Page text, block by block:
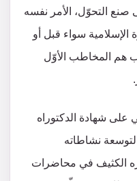
التحوّل، الأمر نفسه
الإسلامية سواء قبل أو
هم المخاطب الأوّل
يهشتي على شهادة الدكتوراه
نشاطاته
الكثيف في محاضرات